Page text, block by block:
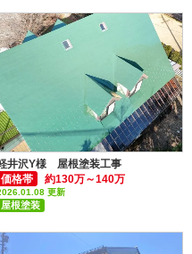
井沢Y様 屋根塗装工事
価格帯
約130万～140万
更新
屋根塗装